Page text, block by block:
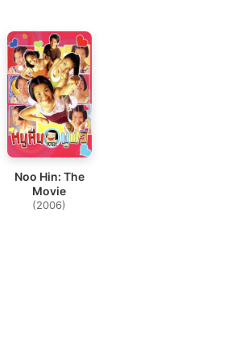
Noo Hin: The
Movie
(2006)